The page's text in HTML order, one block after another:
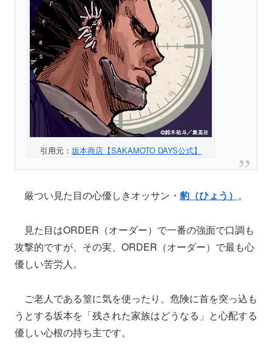
引用元：坂本商店【SAKAMOTO DAYS公式】
厳つい見た目の心優しきオッサン・ 豹（ひょう） 。
見た目はORDER（オーダー）で一番の強面で口調も
攻撃的ですが、その実、ORDER（オーダー）で最も心
優しい苦労人。
ご老人である篁に気を使ったり、危険に首を突っ込も
うとする坂本を「残された家族はどうなる」と心配する
優しい心根の持ち主です。